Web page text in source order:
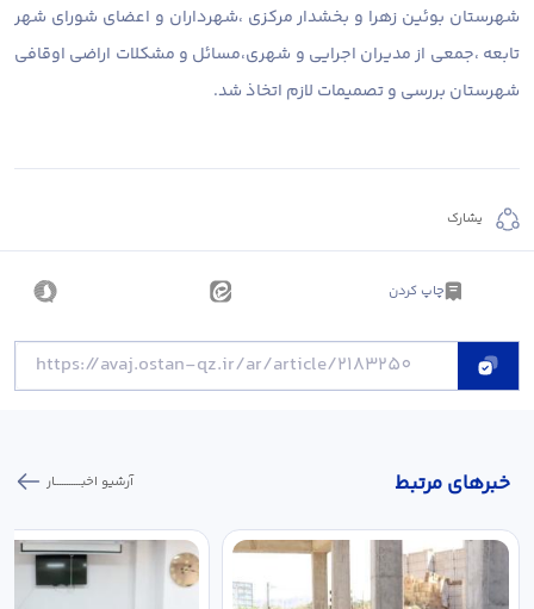
شهرستان بوئین زهرا و بخشدار مرکزی ،شهرداران و اعضای شورای شهر
تابعه ،جمعی از مدیران اجرایی و شهری،مسائل و مشکلات اراضی اوقافی
شهرستان بررسی و تصمیمات لازم اتخاذ شد.
يشارك
چاپ کردن
خبر‌های مرتبط آرشیو اخبـــــــــــار